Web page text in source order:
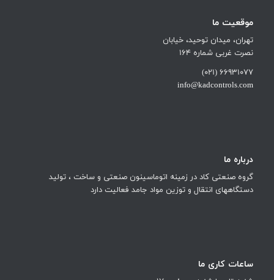
موقعیت ما
تهران، میدان توحید، خیابان
نصرت غربی شماره 164
66931077 (021)
info@kadcontrols.com
درباره ما
گروه صنعتی کاد در زمینه اتوماسینون صنعتی و ساخت ، تولید
دستگاههای انتقال و توزین مواد جامد فعالیت دارد
ساعات کاری ما